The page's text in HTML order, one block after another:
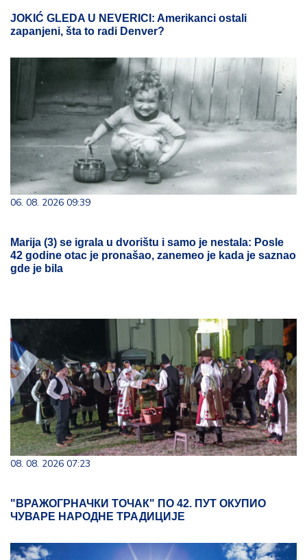
JOKIĆ GLEDA U NEVERICI: Amerikanci ostali
zapanjeni, šta to radi Denver?
06. 08. 2026 09:39
Marija (3) se igrala u dvorištu i samo je nestala: Posle
42 godine otac je pronašao, zanemeo je kada je saznao
gde je bila
08. 08. 2026 07:23
"ВРАЖОГРНАЧКИ ТОЧАК" ПО 42. ПУТ ОКУПИО
ЧУВАРЕ НАРОДНЕ ТРАДИЦИЈЕ